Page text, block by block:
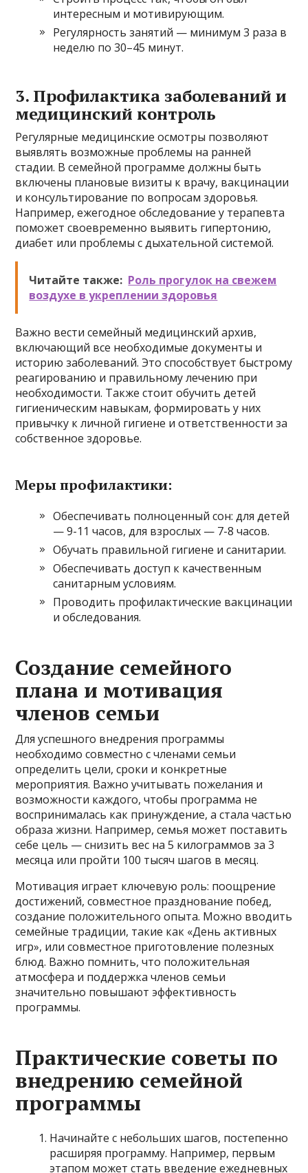
интересным и мотивирующим.
Регулярность занятий — минимум 3 раза в
неделю по 30–45 минут.
3. Профилактика заболеваний и
медицинский контроль
Регулярные медицинские осмотры позволяют
выявлять возможные проблемы на ранней
стадии. В семейной программе должны быть
включены плановые визиты к врачу, вакцинации
и консультирование по вопросам здоровья.
Например, ежегодное обследование у терапевта
поможет своевременно выявить гипертонию,
диабет или проблемы с дыхательной системой.
Читайте также: Роль прогулок на свежем
воздухе в укреплении здоровья
Важно вести семейный медицинский архив,
включающий все необходимые документы и
историю заболеваний. Это способствует быстрому
реагированию и правильному лечению при
необходимости. Также стоит обучить детей
гигиеническим навыкам, формировать у них
привычку к личной гигиене и ответственности за
собственное здоровье.
Меры профилактики:
Обеспечивать полноценный сон: для детей
— 9-11 часов, для взрослых — 7-8 часов.
Обучать правильной гигиене и санитарии.
Обеспечивать доступ к качественным
санитарным условиям.
Проводить профилактические вакцинации
и обследования.
Создание семейного
плана и мотивация
членов семьи
Для успешного внедрения программы
необходимо совместно с членами семьи
определить цели, сроки и конкретные
мероприятия. Важно учитывать пожелания и
возможности каждого, чтобы программа не
воспринималась как принуждение, а стала частью
образа жизни. Например, семья может поставить
себе цель — снизить вес на 5 килограммов за 3
месяца или пройти 100 тысяч шагов в месяц.
Мотивация играет ключевую роль: поощрение
достижений, совместное празднование побед,
создание положительного опыта. Можно вводить
семейные традиции, такие как «День активных
игр», или совместное приготовление полезных
блюд. Важно помнить, что положительная
атмосфера и поддержка членов семьи
значительно повышают эффективность
программы.
Практические советы по
внедрению семейной
программы
Начинайте с небольших шагов, постепенно
расширяя программу. Например, первым
этапом может стать введение ежедневных